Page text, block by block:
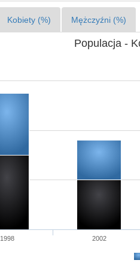
Kobiety (%) Mężczyźni (%)
Populacja -
1998 2002